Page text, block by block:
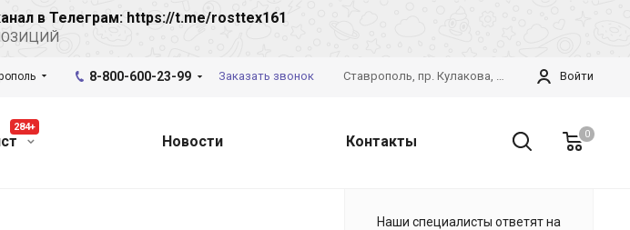
в Телеграм: https://t.me/rosttex161
Войти
Ставрополь, пр. Кулакова, 28б
8-800-600-23-99 Заказать звонок
0
284+
Новости Контакты
Наши специалисты ответят на